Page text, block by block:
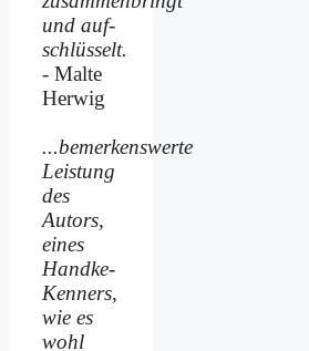
und auf­
schlüsselt.
- Malte
Herwig
...bemerkenswerte
Leistung
des
Autors,
eines
Handke-
Kenners,
wie es
wohl